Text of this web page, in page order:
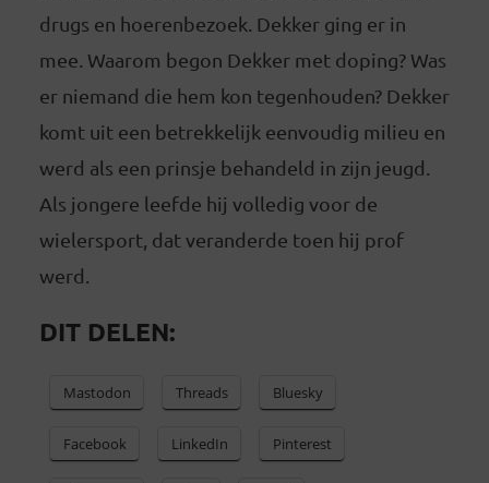
drugs en hoerenbezoek. Dekker ging er in
mee. Waarom begon Dekker met doping? Was
er niemand die hem kon tegenhouden? Dekker
komt uit een betrekkelijk eenvoudig milieu en
werd als een prinsje behandeld in zijn jeugd.
Als jongere leefde hij volledig voor de
wielersport, dat veranderde toen hij prof
werd.
DIT DELEN:
Mastodon Threads Bluesky
Facebook LinkedIn Pinterest